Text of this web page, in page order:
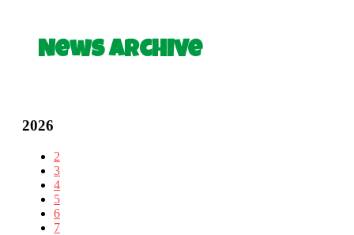
News Archive
2026
2
3
4
5
6
7